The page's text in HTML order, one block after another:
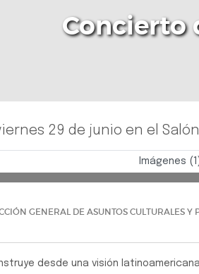
Concierto
29 de junio en el
Imágenes
Concierto de guitarra
GENERAL DE ASUNTOS CULTURALES Y
desde una visión